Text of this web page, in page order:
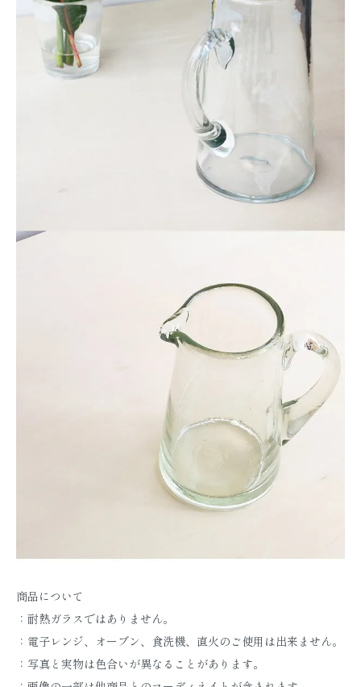
商品について
：耐熱ガラスではありません。
：電子レンジ、オーブン、食洗機、直火のご使用は出来ません。
：写真と実物は色合いが異なることがあります。